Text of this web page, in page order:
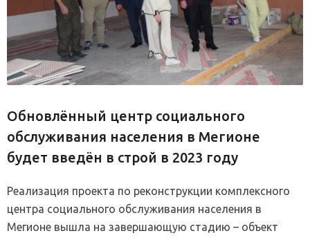
Обновлённый центр социального
обслуживания населения в Мегионе
будет введён в строй в 2023 году
Реализация проекта по реконструкции комплексного
центра социального обслуживания населения в
Мегионе вышла на завершающую стадию – объект